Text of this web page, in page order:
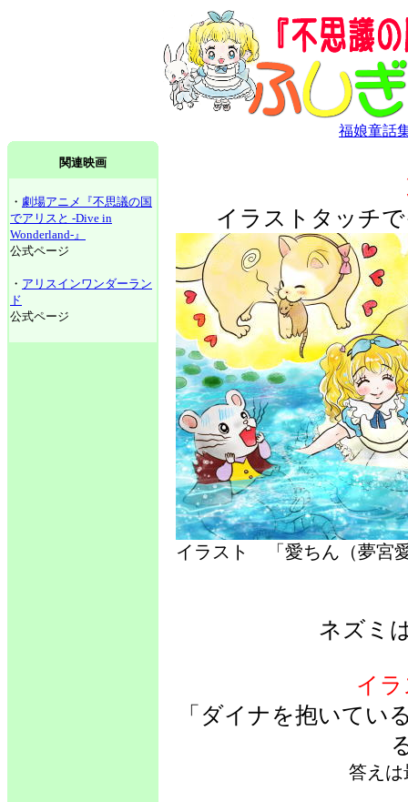
福娘童話
関連映画
・ 劇場アニメ『不思議の国
でアリスと -Dive in
Wonderland-』
公式ページ
・ アリスインワンダーラン
ド
公式ページ
イラストタッチ
イラスト 「愛ちん（夢
ネズミ
イ
「ダイナを抱いてい
答えは